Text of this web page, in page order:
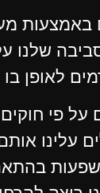
באמצעות
שלנו
לאופן
על פי
עלינו
בהתאם